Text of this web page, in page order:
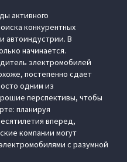
активного
конкурентных
автоиндустрии. В
начинается.
электромобилей
постепенно сдает
одним из
перспективы, чтобы
планируя
вперед,
компании могут
с разумной